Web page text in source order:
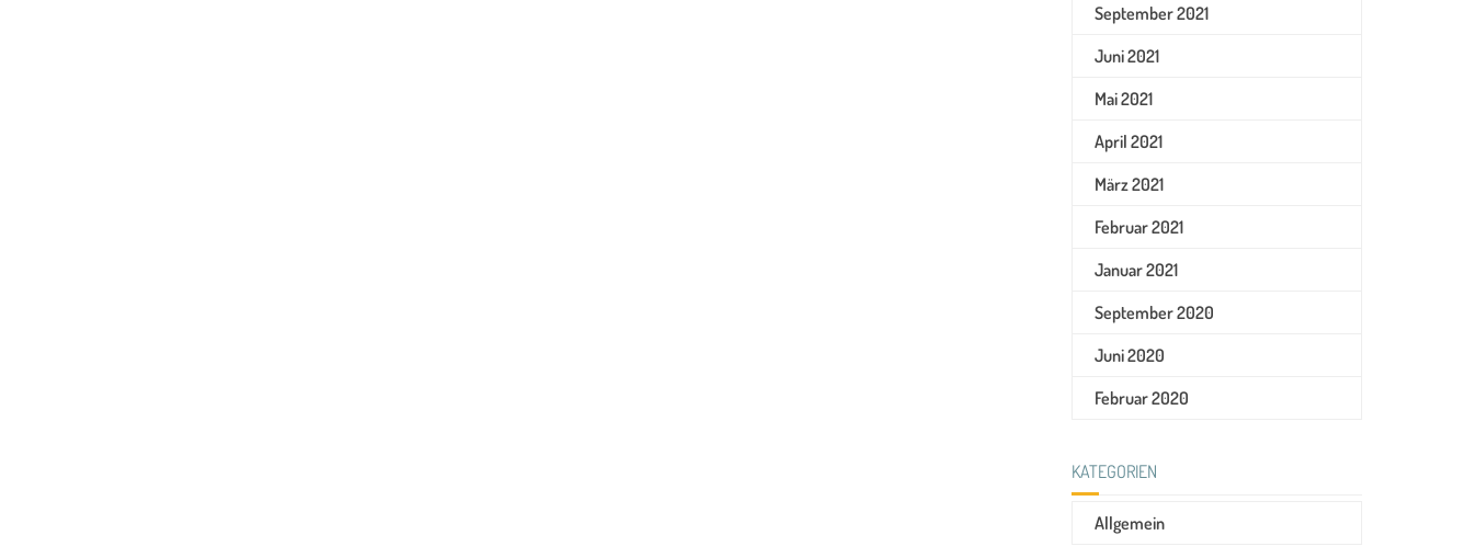
September 2021
Juni 2021
Mai 2021
April 2021
März 2021
Februar 2021
Januar 2021
September 2020
Juni 2020
Februar 2020
KATEGORIEN
Allgemein